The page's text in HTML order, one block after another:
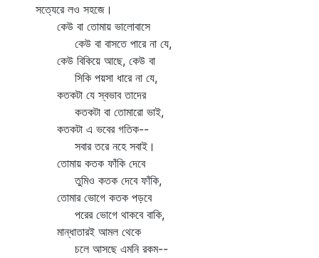
সত্যেরে লও সহজে।
কেউ বা তোমায় ভালোবাসে
কেউ বা বাসতে পারে না যে,
কেউ বিকিয়ে আছে, কেউ বা
সিকি পয়সা ধারে না যে,
কতকটা যে স্বভাব তাদের
কতকটা বা তোমারো ভাই,
কতকটা এ ভবের গতিক--
সবার তরে নহে সবাই।
তোমায় কতক ফাঁকি দেবে
তুমিও কতক দেবে ফাঁকি,
তোমার ভোগে কতক পড়বে
পরের ভোগে থাকবে বাকি,
মান্ধাতারই আমল থেকে
চলে আসছে এমনি রকম--